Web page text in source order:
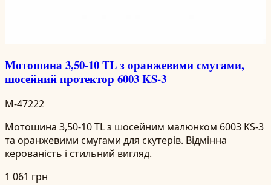
Мотошина 3,50-10 TL з оранжевими смугами,
шосейний протектор 6003 KS-3
M-47222
Мотошина 3,50-10 TL з шосейним малюнком 6003 KS-3
та оранжевими смугами для скутерів. Відмінна
керованість і стильний вигляд.
1 061 грн